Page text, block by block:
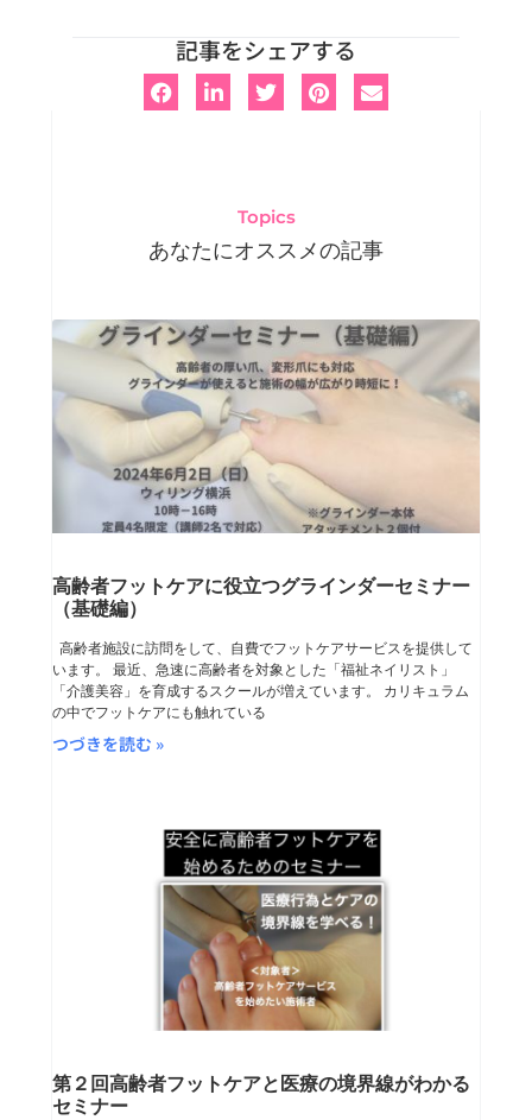
記事をシェアする
Topics
あなたにオススメの記事
高齢者フットケアに役立つグラインダーセミナー
（基礎編）
高齢者施設に訪問をして、自費でフットケアサービスを提供して
います。 最近、急速に高齢者を対象とした「福祉ネイリスト」
「介護美容」を育成するスクールが増えています。 カリキュラム
の中でフットケアにも触れている
つづきを読む »
第２回高齢者フットケアと医療の境界線がわかる
セミナー
ペ
ー
ジ
ペ
ー
ジ
ペ
ー
ジ
ペ
ー
ジ
ペ
ー